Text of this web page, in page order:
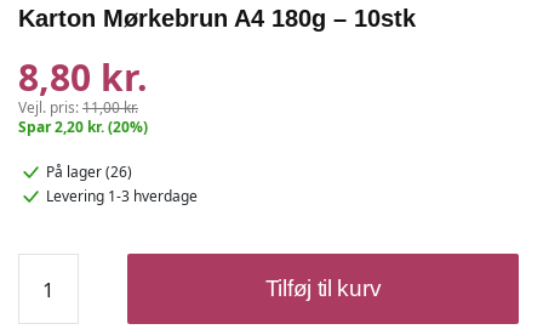
Karton Mørkebrun A4 180g – 10stk
8,80 kr.
Vejl. pris:11,00 kr.
Spar 2,20 kr. (20%)
På lager (26)
Levering 1-3 hverdage
Mørkebrun
A4
Tilføj til kurv